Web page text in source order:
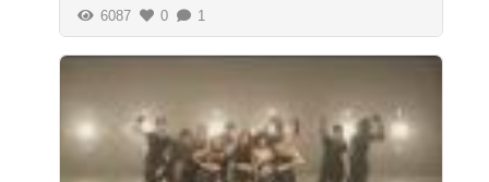
6087 0 1